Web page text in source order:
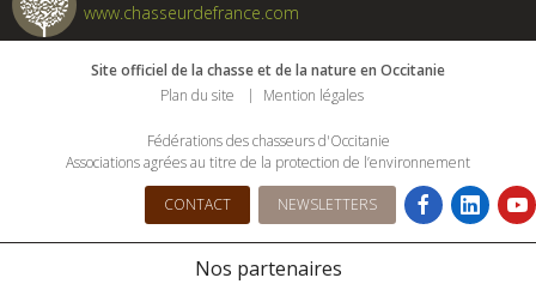
www.chasseurdefrance.com
Site officiel de la chasse et de la nature en Occitanie
Plan du site
Mention légales
Fédérations des chasseurs d'Occitanie
Associations agrées au titre de la protection de l’environnement
CONTACT NEWSLETTERS
Nos partenaires